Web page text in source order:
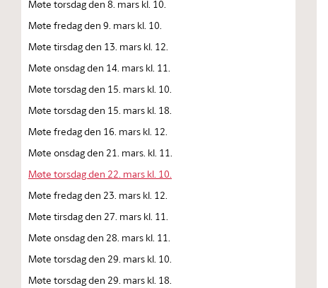
Møte torsdag den 8. mars kl. 10.
Møte fredag den 9. mars kl. 10.
Møte tirsdag den 13. mars kl. 12.
Møte onsdag den 14. mars kl. 11.
Møte torsdag den 15. mars kl. 10.
Møte torsdag den 15. mars kl. 18.
Møte fredag den 16. mars kl. 12.
Møte onsdag den 21. mars. kl. 11.
Møte torsdag den 22. mars kl. 10.
Møte fredag den 23. mars kl. 12.
Møte tirsdag den 27. mars kl. 11.
Møte onsdag den 28. mars kl. 11.
Møte torsdag den 29. mars kl. 10.
Møte torsdag den 29. mars kl. 18.